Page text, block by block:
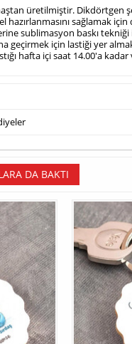
üretilmiştir.
hazırlanmasını sağlamak
sublimasyon baskı tekniği
geçirmek için lastiği yer
hafta içi saat 14.00'a
DA BAKTI